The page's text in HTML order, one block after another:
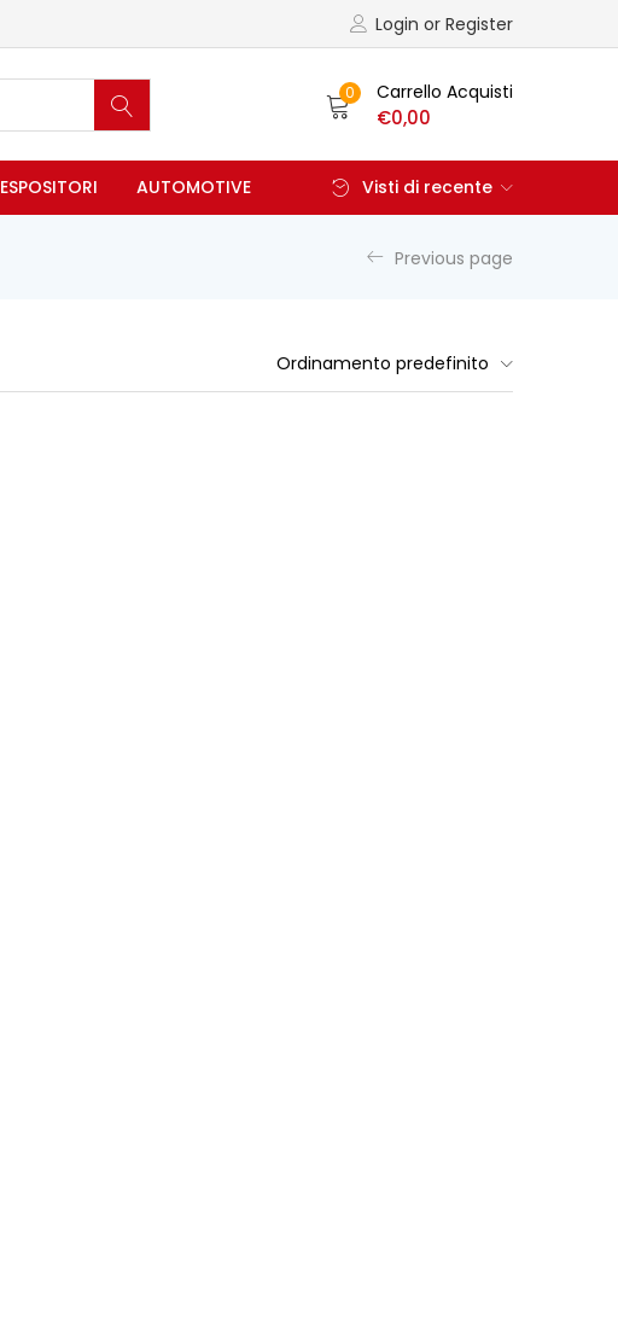
Login or Register
0 Carrello Acquisti
€0,00
ESPOSITORI AUTOMOTIVE Visti di recente
Previous page
Ordinamento predefinito